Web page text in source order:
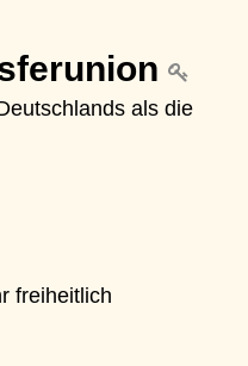
als die
freiheitlich